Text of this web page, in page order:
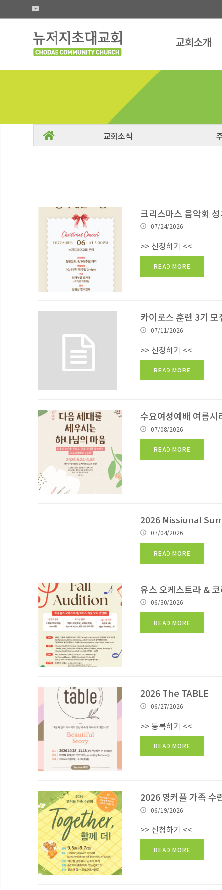
교회소개
크리스마스 음악회
07/24/2026
>> 신청하기 <<
READ MORE
카이로스 훈련 3기 모
07/11/2026
>> 신청하기 <<
READ MORE
수요여성예배 여름시
07/08/2026
READ MORE
2026 Missional
07/04/2026
READ MORE
유스 오케스트라 &
06/30/2026
READ MORE
2026 The TABLE
06/27/2026
>> 등록하기 <<
READ MORE
2026 영커플 가족 수
06/19/2026
>> 신청하기 <<
READ MORE